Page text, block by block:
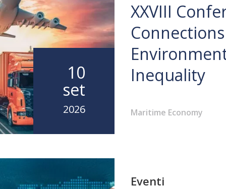
10
set
2026
XXVIII
Inequality
Maritime Economy
Eventi